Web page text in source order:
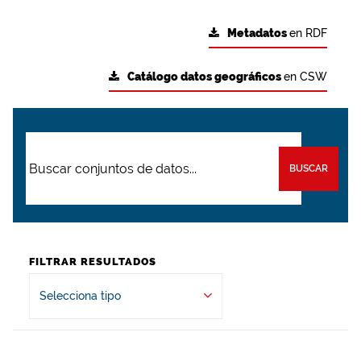
Metadatosen RDF
Catálogo datos geográficosen CSW
BUSCAR
FILTRAR RESULTADOS
Selecciona tipo